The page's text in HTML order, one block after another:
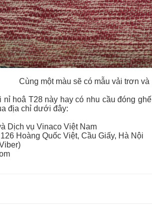
Cùng một màu sẽ có mẫu vải trơn
hoâ T28 này hay có nhu cầu đóng
địa chỉ dưới đây:
Dịch vụ Vinaco Việt Nam
Hoàng Quốc Việt, Cầu Giấy, Hà Nội